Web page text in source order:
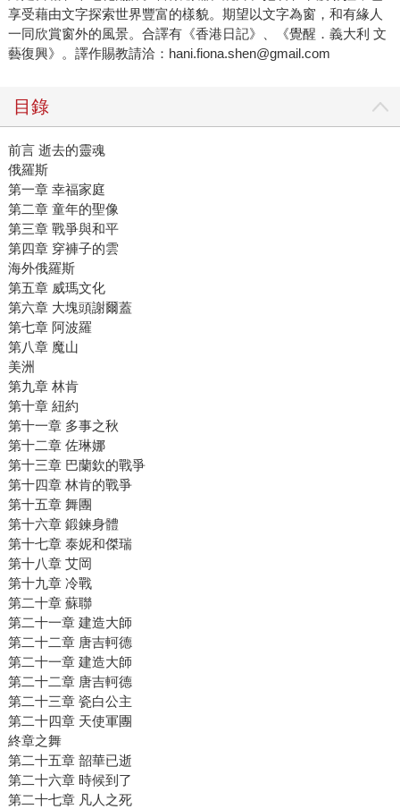
享受藉由文字探索世界豐富的樣貌。期望以文字為窗，和有緣人
一同欣賞窗外的風景。合譯有《香港日記》、《覺醒．義大利 文
藝復興》。譯作賜教請洽：hani.fiona.shen@gmail.com
目錄
前言 逝去的靈魂
俄羅斯
第一章 幸福家庭
第二章 童年的聖像
第三章 戰爭與和平
第四章 穿褲子的雲
海外俄羅斯
第五章 威瑪文化
第六章 大塊頭謝爾蓋
第七章 阿波羅
第八章 魔山
美洲
第九章 林肯
第十章 紐約
第十一章 多事之秋
第十二章 佐琳娜
第十三章 巴蘭欽的戰爭
第十四章 林肯的戰爭
第十五章 舞團
第十六章 鍛鍊身體
第十七章 泰妮和傑瑞
第十八章 艾岡
第十九章 冷戰
第二十章 蘇聯
第二十一章 建造大師
第二十二章 唐吉軻德
第二十一章 建造大師
第二十二章 唐吉軻德
第二十三章 瓷白公主
第二十四章 天使軍團
終章之舞
第二十五章 韶華已逝
第二十六章 時候到了
第二十七章 凡人之死